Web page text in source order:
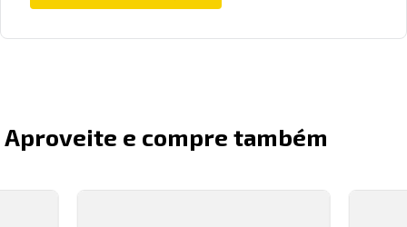
Aproveite e compre também